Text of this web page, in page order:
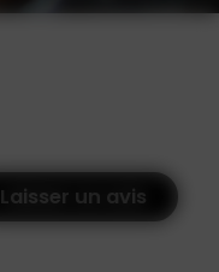
Laisser un avis